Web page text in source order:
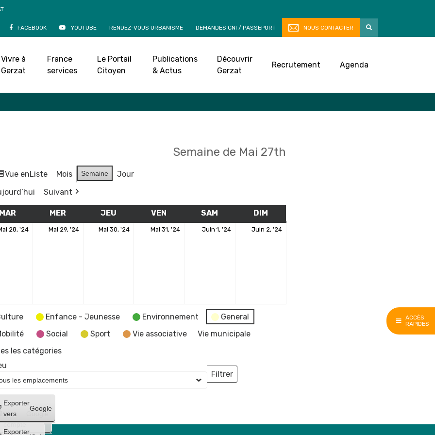
ACCÈS
RAPIDES
FACEBOOK YOUTUBE RENDEZ-VOUS URBANISME DEMANDES CNI / PASSEPORT NOUS CONTACTER
Vivre à
Gerzat
France
services
Le Portail
Citoyen
Publications
& Actus
Découvrir
Gerzat
Recrutement Agenda
Accueil»Agenda
Semaine de Mai 27th
Vue enListe Mois Semaine
Jour
Suivant
MARMARDI MER MERCREDIJEU VEN VENDREDISAM DIM
28, '24 Mai 29, '24 Mai 30, '24 Mai 31, '24 Juin 1, '24 Juin 2, '24
Enfance - Jeunesse Environnement
General
Social Sport Vie associative
Vie municipale
les catégories
Créer
un
compte
Google
Exporter
vers
Google
Exporter
Filtrer
Lieux